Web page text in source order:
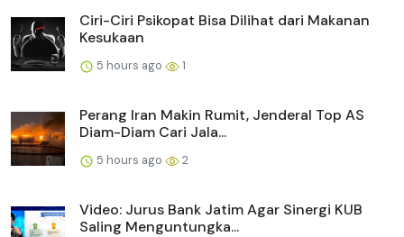
Ciri-Ciri Psikopat Bisa Dilihat dari Makanan
Kesukaan
5 hours ago 1
Perang Iran Makin Rumit, Jenderal Top AS
Diam-Diam Cari Jala...
5 hours ago 2
Video: Jurus Bank Jatim Agar Sinergi KUB
Saling Menguntungka...